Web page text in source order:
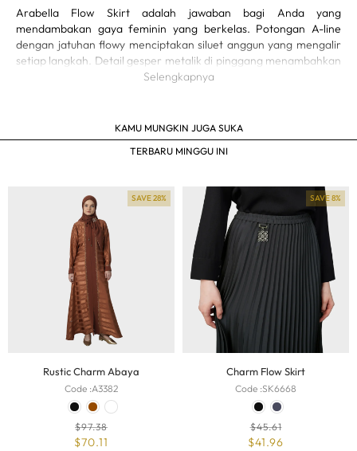
Arabella Flow Skirt adalah jawaban bagi Anda yang
mendambakan gaya feminin yang berkelas. Potongan A-line
dengan jatuhan flowy menciptakan siluet anggun yang mengalir
setiap langkah. Detail gesper metalik di pinggang menambahkan
sentuhan eksklusif yang halus namun mencuri perhatian.
Aksen gesper logam di bagian pinggang
Panjang midi modest-friendly
Selengkapnya
KAMU MUNGKIN JUGA SUKA
TERBARU MINGGU INI
SAVE 28%
Rustic Charm Abaya
Code :A3382
$97.38
$70.11
SAVE 8%
Charm Flow Skirt
Code :SK6668
$45.61
$41.96